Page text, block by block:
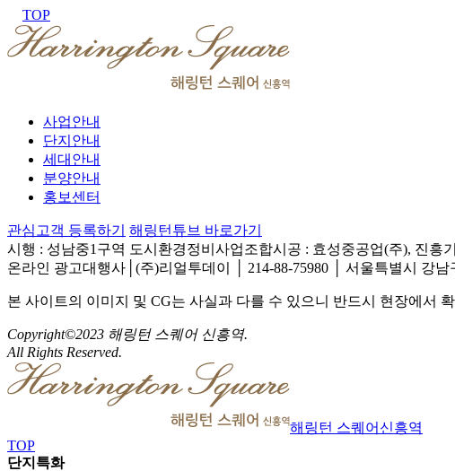
TOP
사업안내
단지안내
세대안내
분양안내
홍보센터
관심고객 등록하기
해링턴튜브 바로가기
시행 : 성남중1구역 도시환경정비사업조합시공 : 효성중공업(주), 진흥
온라인 광고대행사│(주)리얼투데이 │ 214-88-75980 │ 서울특별시 강남
본 사이트의 이미지 및 CG는 사실과 다를 수 있으니 반드시 현장에서
Copyright©2023 해링턴 스퀘어 신흥역.
All Rights Reserved.
해링턴 스퀘어 신흥역
TOP
단지특화